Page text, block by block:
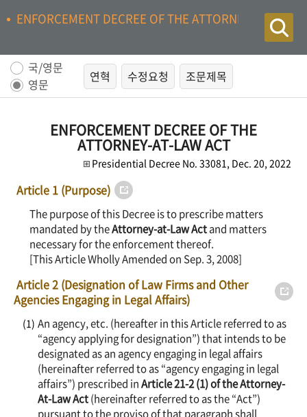
ENFORCEMENT DECREE OF THE ATTORNEY-AT-LAW
국/영문
영문
연혁 수정요청 조문제목